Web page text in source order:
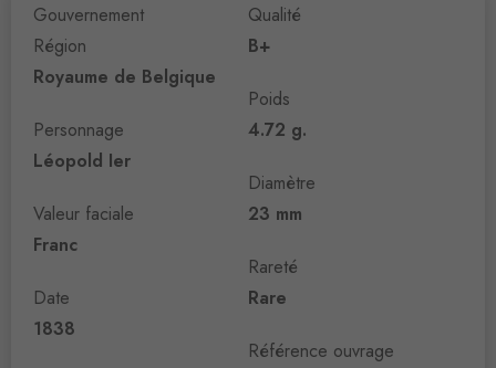
Gouvernement
Région
Royaume de Belgique
Personnage
Léopold Ier
Valeur faciale
Franc
Date
1838
Qualité
B+
Poids
4.72 g.
Diamètre
23 mm
Rareté
Rare
Référence ouvrage